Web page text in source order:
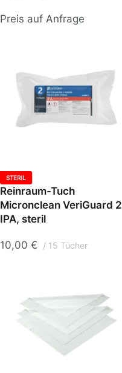
Preis auf Anfrage
STERIL
Reinraum-Tuch
Micronclean VeriGuard 2
IPA, steril
10,00 € 15 Tücher